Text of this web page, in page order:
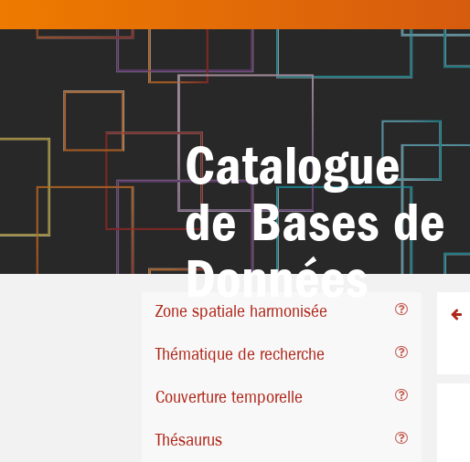
Catalogue
de Bases de
Données
Zone spatiale harmonisée
Thématique de recherche
Couverture temporelle
Thésaurus